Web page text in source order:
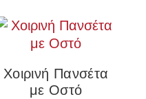
Χοιρινή Πανσέτα
με Οστό